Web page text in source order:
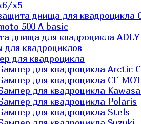
x5
днища для квадроцикла
500 A basic
днища для квадроцикла ADLY
для квадроциклов
для квадроцикла
для квадроцикла Arctic
для квадроцикла CF
для квадроцикла
для квадроцикла Polaris
для квадроцикла Stels